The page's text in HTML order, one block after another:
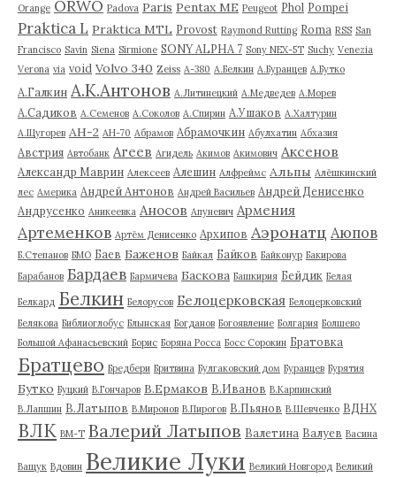
Orange ORWO Padova Paris Pentax ME Peugeot Phol Pompei
Praktica L Praktica MTL Provost Raymond Rutting Roma RSS San
Francisco Savin Siena Sirmione SONY ALPHA 7 Sony NEX-5T Suchy Venezia
Verona via void Volvo 340 Zeiss А-380 А.Белкин А.Буранцев А.Бутко
А.Галкин А.К.Антонов А.Литинецкий А.Медведев А.Морев
А.Садиков А.Семенов А.Соколов А.Спирин А.Ушаков А.Халтурин
А.Щугорев АН-2 АН-70 Абрамов Абрамочкин Абулхатин Абхазия
Австрия Автобанк Агеев Агидель Акимов Акимович Аксенов
Александр Маврин Алексеев Алешин Алфреймс Альпы Алёшкинский
лес Америка Андрей Антонов Андрей Васильев Андрей Денисенко
Андрусенко Аникеевка Аносов Апуневич Армения
Артеменков Артём Денисенко Архипов Аэронатц Аюпов
Б.Степанов БМО Баев Баженов Байкал Байков Байконур Бакирова
Барабанов Бардаев Бармичева Баскова Башкирия Бейдик Белая
Белкард Белкин Белорусов Белоцерковская Белоцерковский
Белякова Библиоглобус Блынская Богданов Богоявление Болгария Болшево
Большой Афанасьевский Борис Боряна Росса Босс Сорокин Братовка
Братцево Бредбери Бритвина Булгаковский дом Буранцев Бурятия
Бутко Буцкий В.Гончаров В.Ермаков В.Иванов В.Карпинский
В.Лапшин В.Латыпов В.Миронов В.Пирогов В.Пьянов В.Шевченко ВДНХ
ВЛК ВМ-Т Валерий Латыпов Валетина Валуев Васина
Ващук Вдовин Великие Луки Великий Новгород Великий